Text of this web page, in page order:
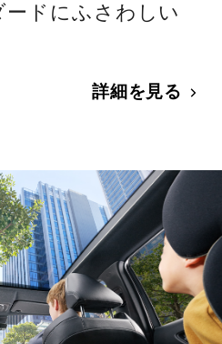
ドにふさわしい
詳細を見る